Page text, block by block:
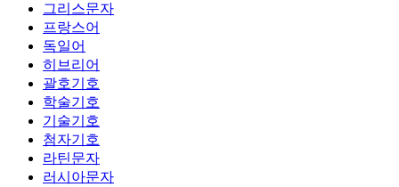
그리스문자
프랑스어
독일어
히브리어
괄호기호
학술기호
기술기호
첨자기호
라틴문자
러시아문자